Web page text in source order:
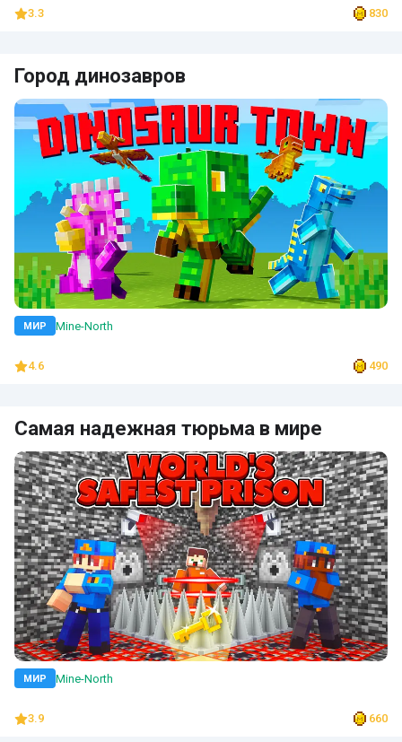
3.3 830
Город динозавров
МИР Mine-North
4.6 490
Самая надежная тюрьма в мире
МИР Mine-North
3.9 660